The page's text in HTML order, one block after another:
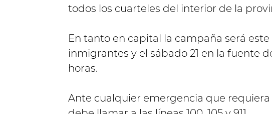
todos los cuarteles del interior de la
En tanto en capital la campaña será
inmigrantes y el sábado 21 en la fuente
horas.
Ante cualquier emergencia que